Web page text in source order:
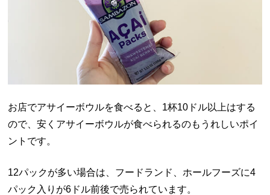
お店でアサイーボウルを食べると、1杯10ドル以上はする
ので、安くアサイーボウルが食べられるのもうれしいポイ
ントです。
12パックが多い場合は、フードランド、ホールフーズに4
パック入りが6ドル前後で売られています。